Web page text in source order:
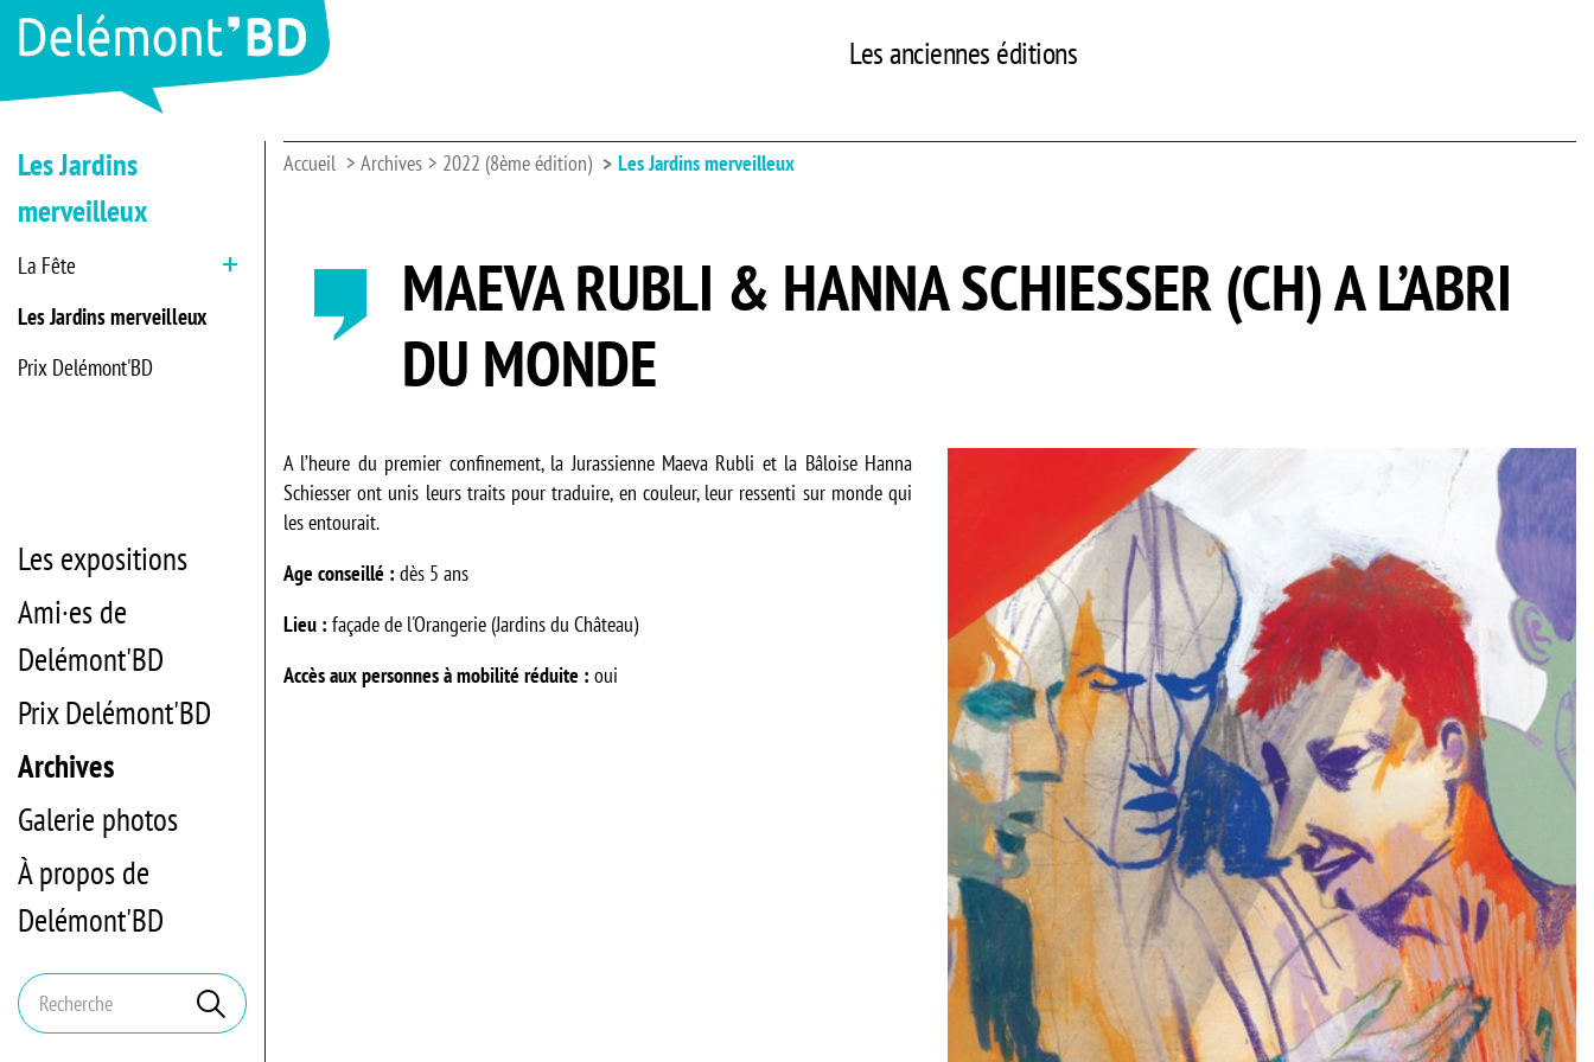
Les anciennes éditions
Les Jardins
merveilleux
La Fête Ouvrir
Les Jardins merveilleux
Prix Delémont'BD
Les expositions
Ami·es de
Delémont'BD
Prix Delémont'BD
Archives
Galerie photos
À propos de
Delémont'BD
Mots
clés
Rechercher
Accueil Archives 2022 (8ème édition) Les Jardins merveilleux
MAEVA RUBLI & HANNA SCHIESSER (CH) A L’ABRI
DU MONDE
A l’heure du premier confinement, la Jurassienne Maeva Rubli et la Bâloise Hanna
Schiesser ont unis leurs traits pour traduire, en couleur, leur ressenti sur monde qui
les entourait.
Age conseillé : dès 5 ans
Lieu : façade de l'Orangerie (Jardins du Château)
Accès aux personnes à mobilité réduite : oui